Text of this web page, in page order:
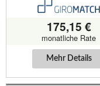
175,15 €
monatliche Rate
Mehr Details